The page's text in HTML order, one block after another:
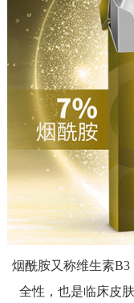
烟酰胺又称维生素B3
全性，也是临床皮